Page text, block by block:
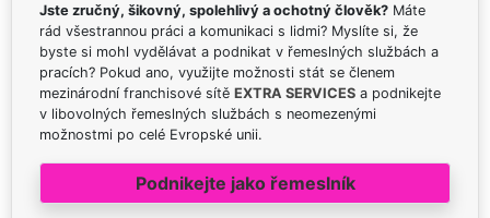
Jste zručný, šikovný, spolehlivý a ochotný člověk? Máte
rád všestrannou práci a komunikaci s lidmi? Myslíte si, že
byste si mohl vydělávat a podnikat v řemeslných službách a
pracích? Pokud ano, využijte možnosti stát se členem
mezinárodní franchisové sítě EXTRA SERVICES a podnikejte
v libovolných řemeslných službách s neomezenými
možnostmi po celé Evropské unii.
Podnikejte jako řemeslník